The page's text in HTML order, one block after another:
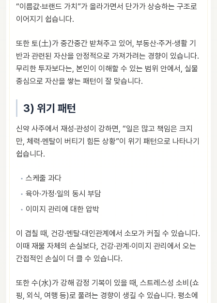
“이름값·브랜드 가치”가 올라가면서 단가가 상승하는 구조로
이어지기 쉽습니다.
또한 토(土)가 중간중간 받쳐주고 있어, 부동산·주거·생활 기
반과 관련된 자산을 안정적으로 가져가려는 경향이 있습니다.
무리한 투자보다는, 본인이 이해할 수 있는 범위 안에서, 실물
중심으로 자산을 쌓는 패턴이 잘 맞습니다.
3) 위기 패턴
신약 사주에서 재성·관성이 강하면, “일은 많고 책임은 크지
만, 체력·멘탈이 버티기 힘든 상황”이 위기 패턴으로 나타나기
쉽습니다.
스케줄 과다
육아·가정·일의 동시 부담
이미지 관리에 대한 압박
이 겹칠 때, 건강·멘탈·대인관계에서 소모가 커질 수 있습니다.
이때 재물 자체의 손실보다, 건강·관계·이미지 관리에서 오는
간접적인 손실이 더 클 수 있습니다.
또한 수(水)가 강해 감정 기복이 있을 때, 스트레스성 소비(쇼
핑, 외식, 여행 등)로 풀려는 경향이 생길 수 있습니다. 평소에